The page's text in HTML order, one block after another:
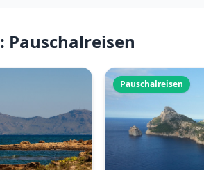
Pauschalreisen
Pauschalreisen